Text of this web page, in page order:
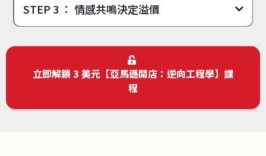
人
難以
STEP 3 ： 情感共鳴決定溢價
立即解鎖 3 美元【亞馬遜開店：逆向工程學】課
程